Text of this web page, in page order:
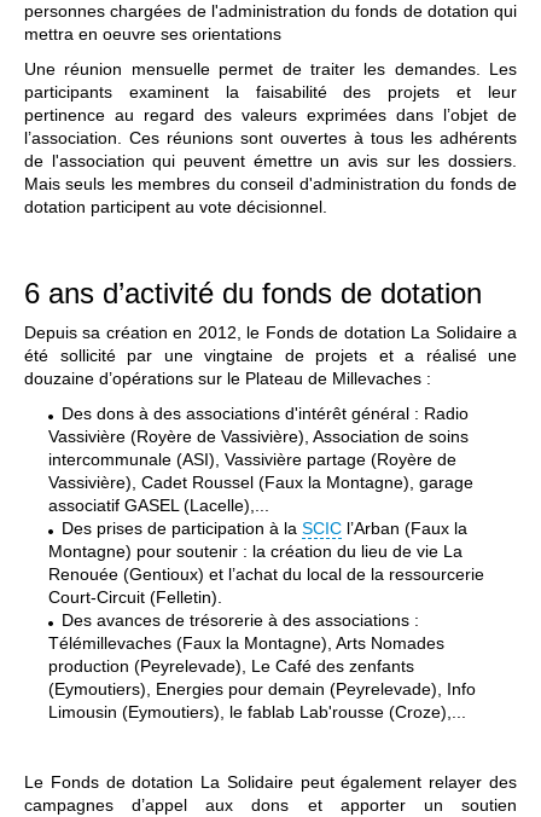
personnes chargées de l'administration du fonds de dotation qui
mettra en oeuvre ses orientations
Une réunion mensuelle permet de traiter les demandes. Les
participants examinent la faisabilité des projets et leur
pertinence au regard des valeurs exprimées dans l’objet de
l’association. Ces réunions sont ouvertes à tous les adhérents
de l'association qui peuvent émettre un avis sur les dossiers.
Mais seuls les membres du conseil d'administration du fonds de
dotation participent au vote décisionnel.
6 ans d’activité du fonds de dotation
Depuis sa création en 2012, le Fonds de dotation La Solidaire a
été sollicité par une vingtaine de projets et a réalisé une
douzaine d’opérations sur le Plateau de Millevaches :
Des dons à des associations d'intérêt général : Radio
Vassivière (Royère de Vassivière), Association de soins
intercommunale (ASI), Vassivière partage (Royère de
Vassivière), Cadet Roussel (Faux la Montagne), garage
associatif GASEL (Lacelle),...
Des prises de participation à la SCIC l’Arban (Faux la
Montagne) pour soutenir : la création du lieu de vie La
Renouée (Gentioux) et l’achat du local de la ressourcerie
Court-Circuit (Felletin).
Des avances de trésorerie à des associations :
Télémillevaches (Faux la Montagne), Arts Nomades
production (Peyrelevade), Le Café des zenfants
(Eymoutiers), Energies pour demain (Peyrelevade), Info
Limousin (Eymoutiers), le fablab Lab'rousse (Croze),...
Le Fonds de dotation La Solidaire peut également relayer des
campagnes d’appel aux dons et apporter un soutien